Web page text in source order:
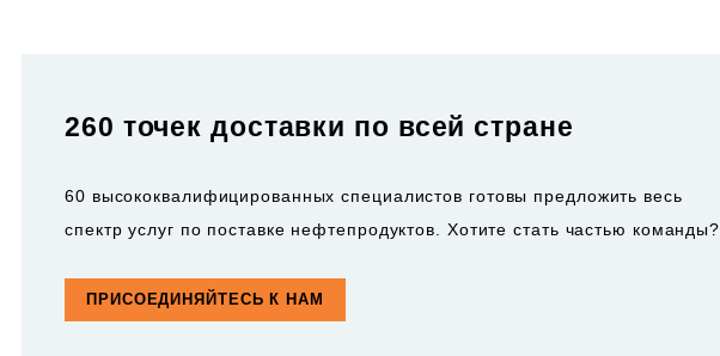
260 точек доставки по всей стране
60 высококвалифицированных специалистов готовы предложить весь
спектр услуг по поставке нефтепродуктов. Хотите стать частью команды?
ПРИСОЕДИНЯЙТЕСЬ К НАМ